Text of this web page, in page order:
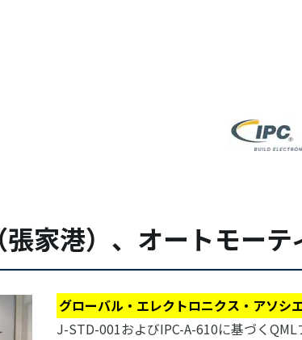
家港）、オートモー
グローバル・エレクトロニクス・アソシ
J-STD-001およびIPC-A-610に基づく